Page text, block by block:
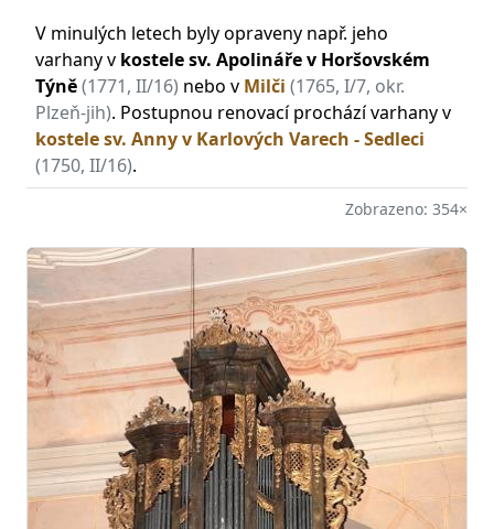
V minulých letech byly opraveny např. jeho
varhany v kostele sv. Apolináře v Horšovském
Týně(1771, II/16) nebo v Milči (1765, I/7, okr.
Plzeň-jih). Postupnou renovací prochází varhany v
kostele sv. Anny v Karlových Varech - Sedleci
(1750, II/16).
Zobrazeno: 354×